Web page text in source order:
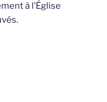
à l’Église